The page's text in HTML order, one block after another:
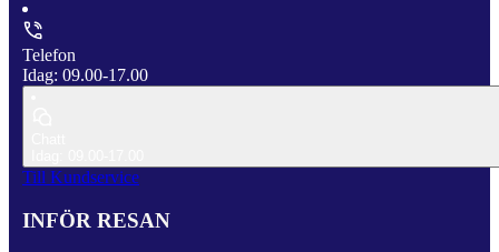
Telefon
Idag: 09.00-17.00
Till Kundservice
INFÖR RESAN